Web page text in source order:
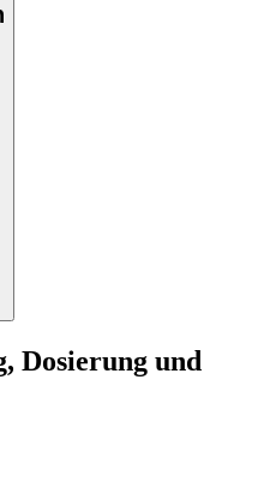
Dosierung und